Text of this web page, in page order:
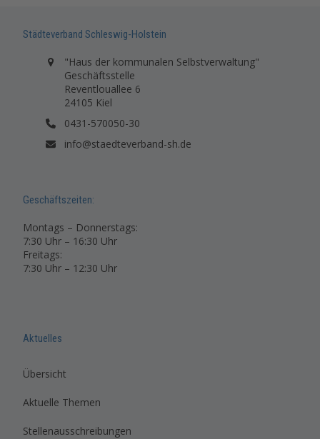
Städteverband Schleswig-Holstein
"Haus der kommunalen Selbstverwaltung"
Geschäftsstelle
Reventlouallee 6
24105 Kiel
0431-570050-30
info@staedteverband-sh.de
Geschäftszeiten:
Montags – Donnerstags:
7:30 Uhr – 16:30 Uhr
Freitags:
7:30 Uhr – 12:30 Uhr
Aktuelles
Übersicht
Aktuelle Themen
Stellenausschreibungen